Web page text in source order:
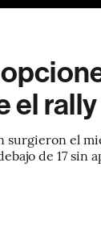
el
surgieron el
de 17 sin